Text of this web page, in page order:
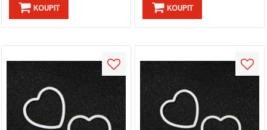
KOUPIT KOUPIT